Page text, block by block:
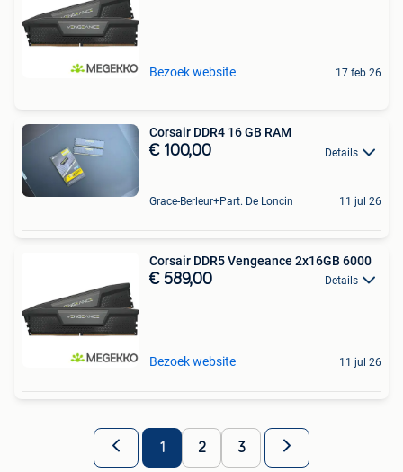
Bezoek website 17 feb 26
Corsair DDR4 16 GB RAM
€ 100,00 Details
Grace-Berleur+Part. De Loncin 11 jul 26
Corsair DDR5 Vengeance 2x16GB 6000
€ 589,00 Details
Bezoek website 11 jul 26
1 2 3